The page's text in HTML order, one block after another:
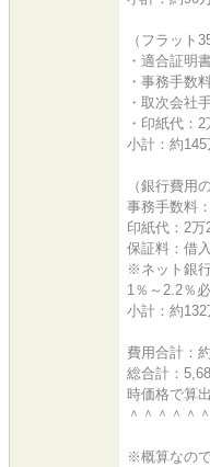
（フラット
・適合証明
・事務手数
・取次会社
・印紙代：2
小計：約145
（銀行費用
事務手数料
印紙代：2万
保証料：借
※ネット銀
1％～2.2％
小計：約132
費用合計：
総合計：
時価格で算出
＾＾＾＾＾
※概算なの